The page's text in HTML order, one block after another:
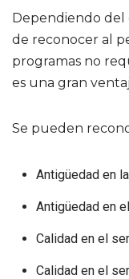
Dependiendo del
de reconocer al
programas no
es una gran
Se pueden
Antigüedad en
Antigüedad en
Calidad en el
Calidad en el